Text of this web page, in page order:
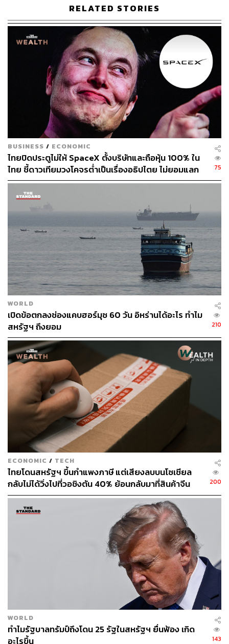
ข้ามชาติ (Multinational Corporations) หลีกเลี่ยงหรือจ่าย
ภาษีเงินได้นิติบุคคลต่ำกว่าความเป็นจริงแสดงให้เห็นว่า สวิต
เซอร์แลนด์ถูกจัดอยู่อันดับที่ 3 ของโลก
โดย ณ สิ้นปี 2024 ข้อมูลอย่างเป็นทางการระบุว่า 41% ของ
ประชากรมี ‘ภูมิหลังการย้ายถิ่นฐาน’ (Migration
Background) ซึ่งเป็นคำที่ใช้เรียกผู้อพยพและบุตรที่เกิดในส
วิตเซอร์แลนด์ ขณะที่ 32.5% ของผู้อยู่อาศัยถาวรในประเทศ
เป็นผู้อพยพพวกรุ่นแรก ส่วนพลเมืองสหภาพยุโรป (EU) คาด
ว่าจะอยู่ที่ประมาณ 1.4 ล้านคนอาศัยอยู่ในสวิตเซอร์แลนด์
คิดเป็นประมาณ 16% ของประชากรในประเทศ และมี
พลเมือง EU อีกราว 340,000 คนเดินทางข้ามพรมแดนเข้ามา
ทำงานในสวิตเซอร์แลนด์ทุกวัน
ผลการสำรวจความคิดเห็นล่าสุดพบว่า ผู้ตอบแบบสอบถาม
52% จะไม่เห็นด้วยกับมาตรการจำกัดจำนวนประชากร ขณะ
ที่ 45% เห็นด้วย
มาตรการจำกัดจำนวนประชากรนี้ จะทำงาน
อย่างไร?
หากผู้มีสิทธิเลือกตั้งสนับสนุนข้อเสนอการจำกัดจำนวน
ประชากร สภาบริหารแห่งสมาพันธรัฐ (Federal Council)
และรัฐสภาของประเทศจะต้องบังคับใช้มาตรการต่างๆ เพื่อ
ควบคุมการเติบโตของประชากรไปจนถึงปี 2050
ระบบการย้ายถิ่นฐานจะถูกคุมเข้มขึ้น หากประชากรเกิน 9.5
ล้านคน ณ เวลาใดเวลาหนึ่งในช่วง 24 ปีข้างหน้า โดย
โครงการขอลี้ภัยและการรวมกลุ่มของครอบครัวจะเป็นกลุ่ม
แรกๆ ที่ต้องเผชิญกับการปรับลด ยิ่งไปกว่านั้น ข้อตกลงการ
เคลื่อนย้ายอย่างเสรีของสวิตเซอร์แลนด์กับสหภาพยุโรปอาจ
ต้องสิ้นสุดลง หากจำนวนประชากรเพิ่มขึ้นเกินเกณฑ์ 10 ล้าน
ทั้งนี้ สวิตเซอร์แลนด์เป็นส่วนหนึ่งของเขตเชงเกน
(Schengen) ซึ่งเป็นพื้นที่เดินทางไร้พรมแดนร่วมกับประเทศ
เศรษฐกิจขนาดใหญ่ของ EU หลายแห่ง
นอกจากนี้ กลุ่มประเทศ EU และสวิตเซอร์แลนด์ยังมีข้อตกลง
ที่อนุญาตให้พลเมืองของแต่ละฝ่ายสามารถเคลื่อนย้ายได้
อย่างเสรี ทำให้สามารถอยู่อาศัยและทำงานในดินแดนของ
กันและกันได้ ภายใต้เงื่อนไขว่าต้องมีงานทำหรือมีแหล่งราย
ส่องเสียงสะท้อนจากฝ่ายสนับสนุน
พรรค SVP ซึ่งเป็นพรรคการเมืองฝ่ายขวาของสวิตเซอร์
แลนด์ กำลังกระตุ้นให้ผู้มีสิทธิเลือกตั้ง ‘ส่งสัญญาณที่ชัดเจน’
RELATED STORIES
BUSINESS / ECONOMIC
ไทยปิดประตูไม่ให้ SpaceX ตั้งบริษัทและถือหุ้น 100% ใน
ไทย ชี้ดาวเทียมวงโคจรต่ำเป็นเรื่องอธิปไตย ไม่ยอมแลก
ในโต๊ะเจรจาการค้า
75
WORLD
เปิดข้อตกลงช่องแคบฮอร์มุซ 60 วัน อิหร่านได้อะไร ทำไม
สหรัฐฯ ถึงยอม
210
ECONOMIC / TECH
ไทยโดนสหรัฐฯ ขึ้นกำแพงภาษี แต่เสียงลบบนโซเชียล
กลับไม่ได้วิ่งไปที่วอชิงตัน 40% ย้อนกลับมาที่สินค้าจีน
ราคาถูกที่ทะลักจน SME ไทยสู้ไม่ไหว
200
WORLD
ทำไมรัฐบาลทรัมป์ถึงโดน 25 รัฐในสหรัฐฯ ยื่นฟ้อง เกิด
อะไรขึ้น
143